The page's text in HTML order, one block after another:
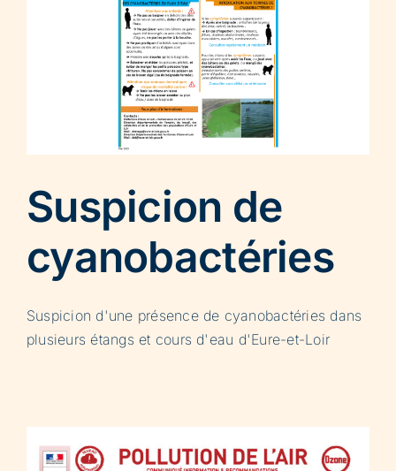
Suspicion de
cyanobactéries
Suspicion d'une présence de cyanobactéries dans
plusieurs étangs et cours d'eau d'Eure-et-Loir